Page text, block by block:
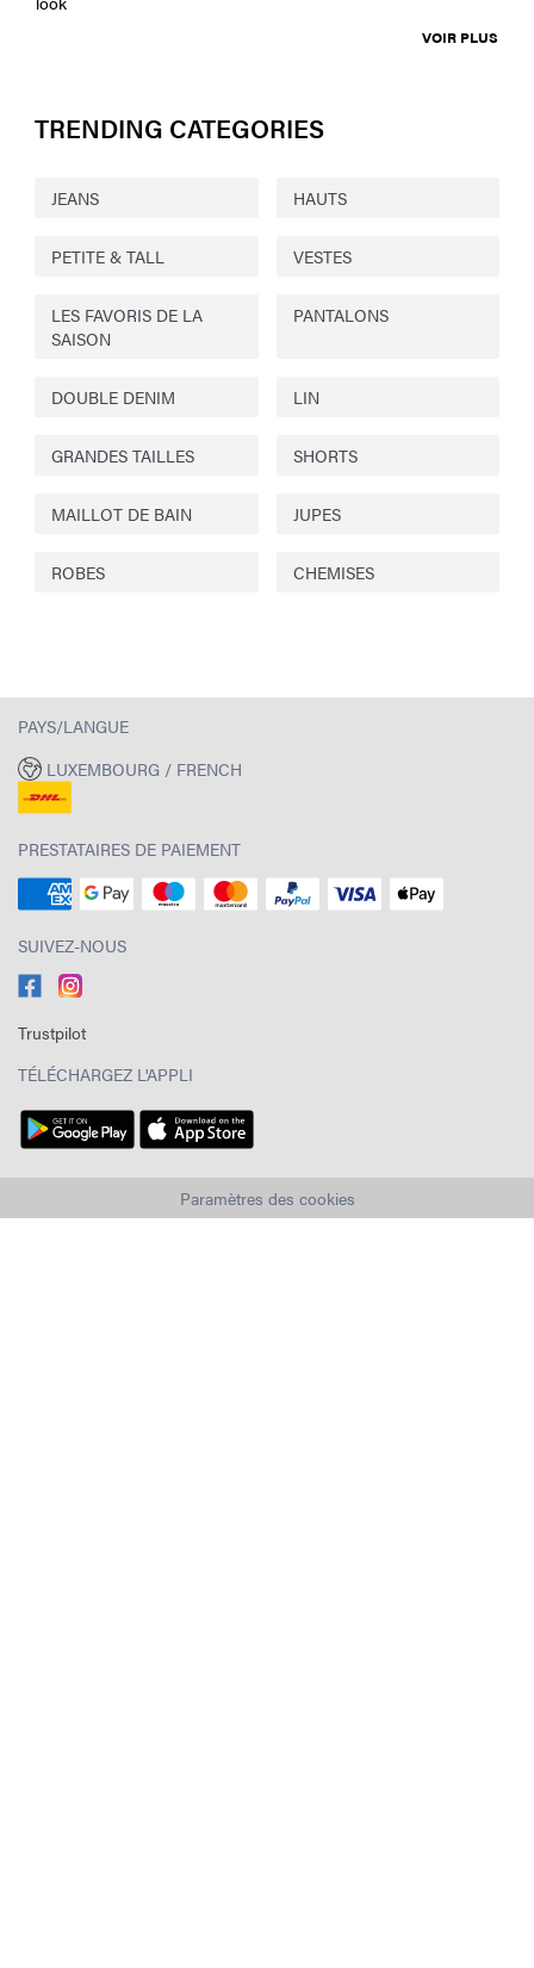
VOIR PLUS
TRENDING CATEGORIES
JEANS HAUTS
PETITE & TALL VESTES
LES FAVORIS DE LA
SAISON
PANTALONS
DOUBLE DENIM LIN
GRANDES TAILLES SHORTS
MAILLOT DE BAIN JUPES
ROBES CHEMISES
PAYS/LANGUE
LUXEMBOURG / FRENCH
PRESTATAIRES DE PAIEMENT
SUIVEZ-NOUS
Trustpilot
TÉLÉCHARGEZ L'APPLI
Paramètres des cookies